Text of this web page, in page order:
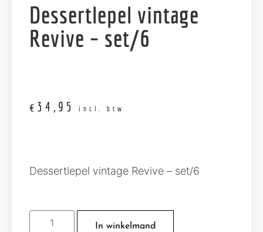
Dessertlepel vintage
Revive – set/6
€ 34,95 incl. btw
Dessertlepel vintage Revive – set/6
In winkelmand